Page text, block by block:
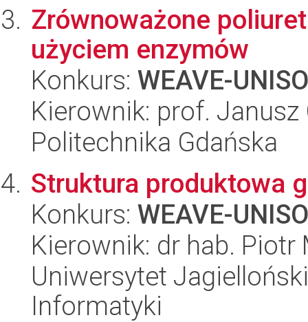
Zrównoważone
użyciem enzymów
Konkurs: WEAVE-
Kierownik: prof. Janusz
Politechnika Gdańska
Struktura produktowa
Konkurs: WEAVE-
Kierownik: dr hab. Piotr
Uniwersytet
Informatyki